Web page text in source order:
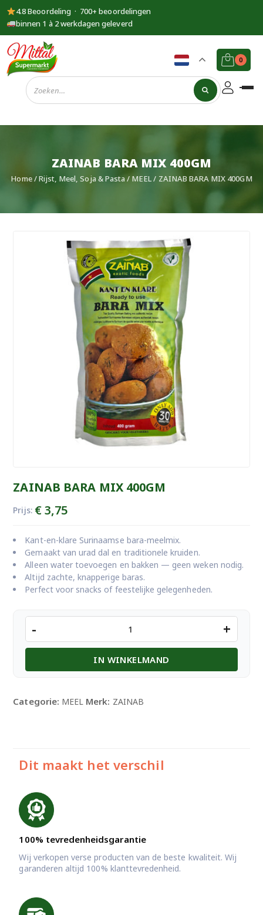
4.8 Beoordeling · 700+ beoordelingen
binnen 1 à 2 werkdagen geleverd
Supermarkt
Mittal
0
ZAINAB BARA MIX 400GM
Home/Rijst, Meel, Soja & Pasta/ MEEL/ ZAINAB BARA MIX 400GM
ZAINAB BARA MIX 400GM
Prijs: €3,75
Kant-en-klare Surinaamse bara-meelmix.
Gemaakt van urad dal en traditionele kruiden.
Alleen water toevoegen en bakken — geen weken nodig.
Altijd zachte, knapperige baras.
Perfect voor snacks of feestelijke gelegenheden.
BARA
MIX
aantal
- +
IN WINKELMAND
Categorie: MEEL Merk: ZAINAB
Dit maakt het verschil
100% tevredenheidsgarantie
Wij verkopen verse producten van de beste kwaliteit. Wij
garanderen altijd 100% klanttevredenheid.